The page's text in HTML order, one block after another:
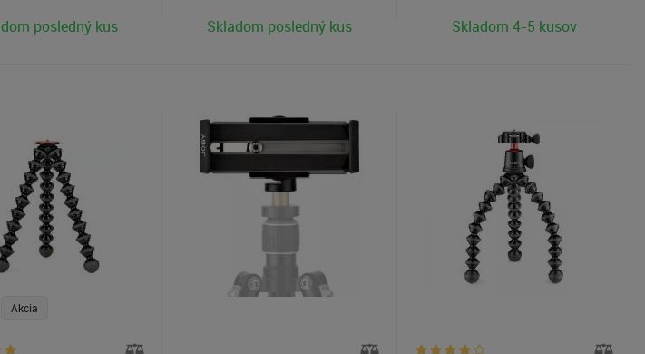
posledný kus Skladom posledný kus Skladom 4-5 kusov
Akcia